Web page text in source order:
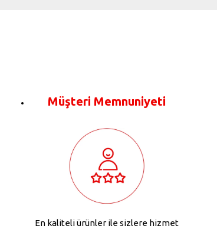
Müşteri Memnuniyeti
En kaliteli ürünler ile sizlere hizmet